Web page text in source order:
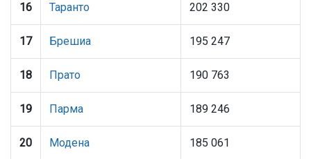
16 Таранто 202 330
17 Брешиа 195 247
18 Прато 190 763
19 Парма 189 246
20 Модена 185 061